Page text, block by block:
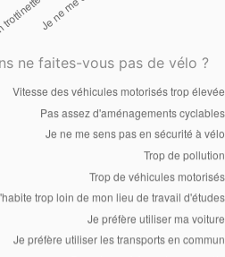
ne faites-vous pas de vélo ?